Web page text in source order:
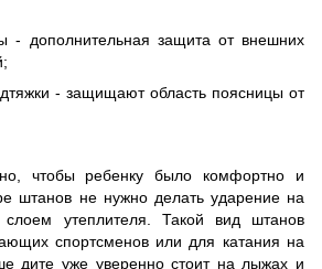
- дополнительная защита от внешних
- защищают область поясницы от
чтобы ребенку было комфортно и
штанов не нужно делать ударение на
утеплителя. Такой вид штанов
спортсменов или для катания на
дите уже уверенно стоит на лыжах и